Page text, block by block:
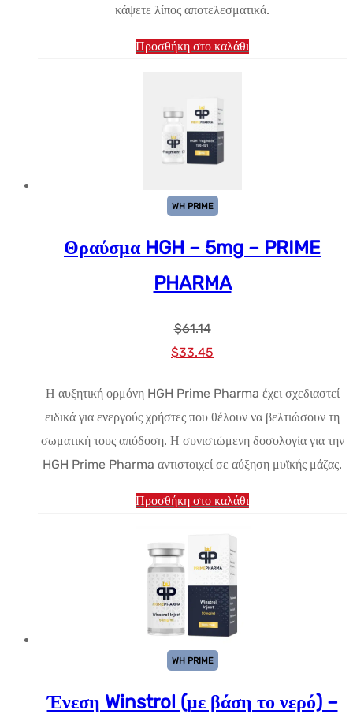
κάψετε λίπος αποτελεσματικά.
Προσθήκη στο καλάθι
WH PRIME
Θραύσμα HGH – 5mg – PRIME
PHARMA
$61.14
Αρχική
$61.14.
$33.45
τιμή
είναι:
$33.45.
Η αυξητική ορμόνη HGH Prime Pharma έχει σχεδιαστεί
ειδικά για ενεργούς χρήστες που θέλουν να βελτιώσουν τη
σωματική τους απόδοση. Η συνιστώμενη δοσολογία για την
HGH Prime Pharma αντιστοιχεί σε αύξηση μυϊκής μάζας.
Προσθήκη στο καλάθι
WH PRIME
Ένεση Winstrol (με βάση το νερό) –